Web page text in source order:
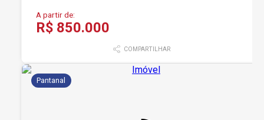
A partir de:
R$ 850.000
COMPARTILHAR
Pantanal